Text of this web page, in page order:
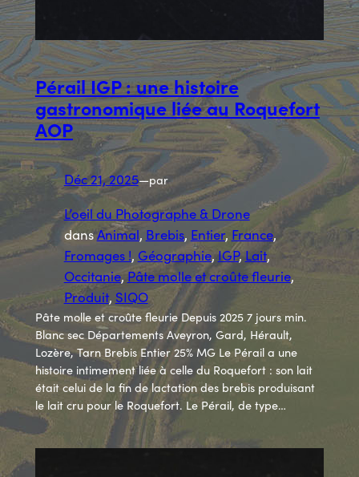
Pérail IGP : une histoire
gastronomique liée au Roquefort
AOP
Déc 21, 2025—par
L’oeil du Photographe & Drone
dansAnimal, Brebis, Entier, France
Fromages !, Géographie, IGP, Lait
Occitanie, Pâte molle et croûte fleurie
Produit, SIQO
Pâte molle et croûte fleurie Depuis 2025 7 jours min.
Blanc sec Départements Aveyron, Gard, Hérault,
Lozère, Tarn Brebis Entier 25% MG Le Pérail a une
histoire intimement liée à celle du Roquefort : son lait
était celui de la fin de lactation des brebis produisant
le lait cru pour le Roquefort. Le Pérail, de type…